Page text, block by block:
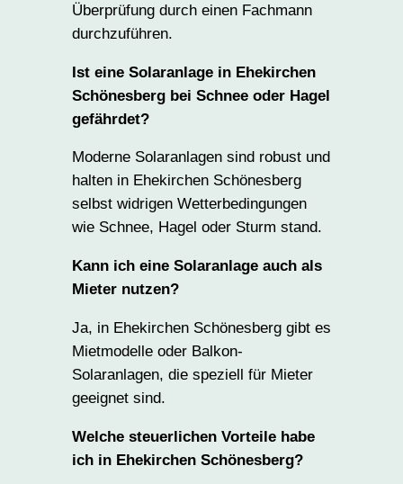
Überprüfung durch einen Fachmann
durchzuführen.
Ist eine Solaranlage in Ehekirchen
Schönesberg bei Schnee oder Hagel
gefährdet?
Moderne Solaranlagen sind robust und
halten in Ehekirchen Schönesberg
selbst widrigen Wetterbedingungen
wie Schnee, Hagel oder Sturm stand.
Kann ich eine Solaranlage auch als
Mieter nutzen?
Ja, in Ehekirchen Schönesberg gibt es
Mietmodelle oder Balkon-
Solaranlagen, die speziell für Mieter
geeignet sind.
Welche steuerlichen Vorteile habe
ich in Ehekirchen Schönesberg?